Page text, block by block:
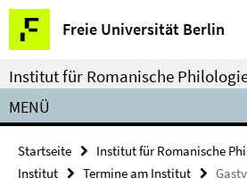
Springe
direkt
zu
Inhalt
Freie Universität Berlin
Service-
Navigation
Institut für Romanische
MENÜ
Startseite
Institut für Romanische
Institut
Termine am Institut